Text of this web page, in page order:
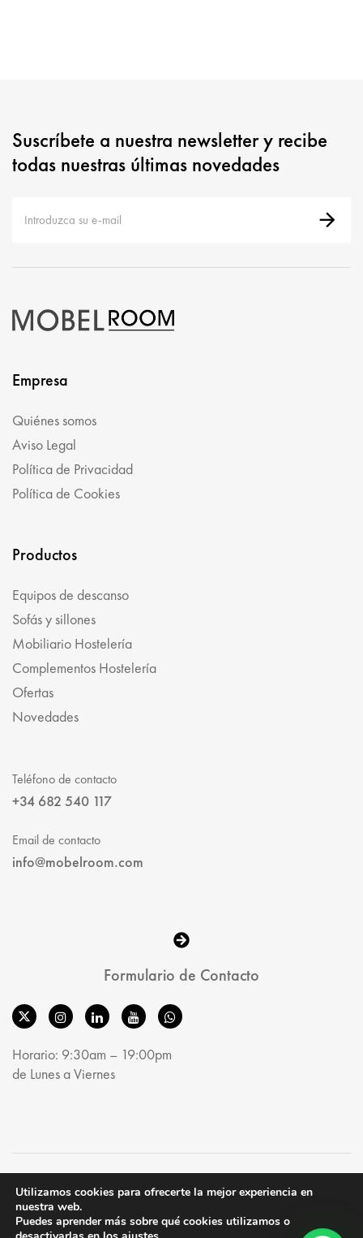
Suscríbete a nuestra newsletter y recibe
todas nuestras últimas novedades
Empresa
Quiénes somos
Aviso Legal
Política de Privacidad
Política de Cookies
Productos
Equipos de descanso
Sofás y sillones
Mobiliario Hostelería
Complementos Hostelería
Ofertas
Novedades
Teléfono de contacto
+34 682 540 117
Email de contacto
info@mobelroom.com
Formulario de Contacto
Horario: 9:30am – 19:00pm
de Lunes a Viernes
© MobelRoom 2025. All Rights Reserved.
Utilizamos cookies para ofrecerte la mejor experiencia en
nuestra web.
Puedes aprender más sobre qué cookies utilizamos o